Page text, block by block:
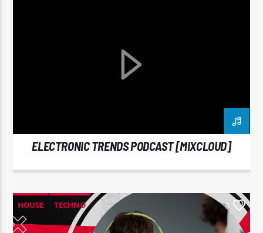
ELECTRONIC TRENDS PODCAST [MIXCLOUD]
HOUSE TECHNO 3